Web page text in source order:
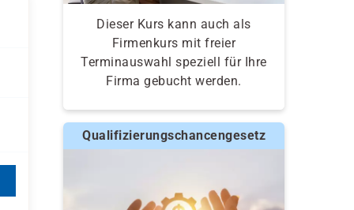
Dieser Kurs kann auch als
Firmenkurs mit freier
Terminauswahl speziell für Ihre
Firma gebucht werden.
Qualifizierungschancengesetz